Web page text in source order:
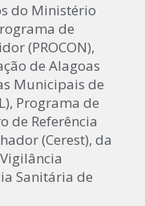
do Ministério
de
(PROCON),
de Alagoas
Municipais de
Programa de
de Referência
(Cerest), da
Sanitária de